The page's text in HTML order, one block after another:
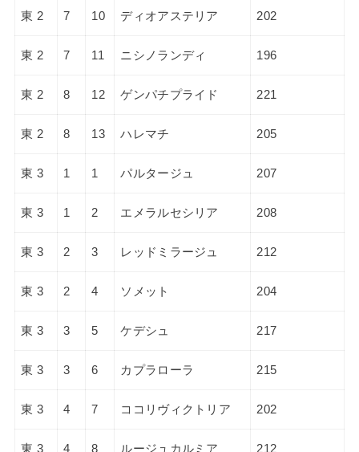
東 2 7 10 ディオアステリア 202
東 2 7 11 ニシノランディ 196
東 2 8 12 ゲンパチプライド 221
東 2 8 13 ハレマチ 205
東 3 1 1 パルタージュ 207
東 3 1 2 エメラルセシリア 208
東 3 2 3 レッドミラージュ 212
東 3 2 4 ソメット 204
東 3 3 5 ケデシュ 217
東 3 3 6 カプラローラ 215
東 3 4 7 ココリヴィクトリア 202
東 3 4 8 ルージュカルミア 212